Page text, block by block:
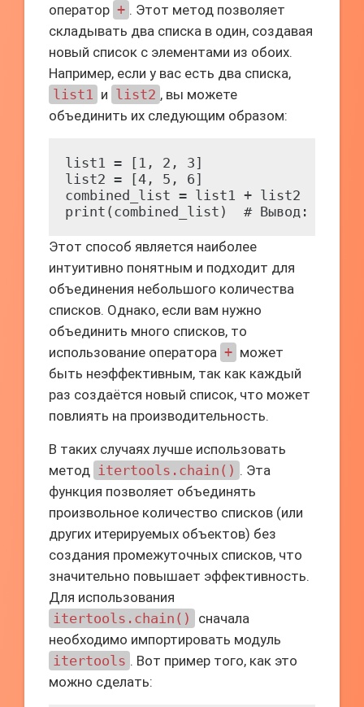
оператор + . Этот метод позволяет
складывать два списка в один, создавая
новый список с элементами из обоих.
Например, если у вас есть два списка,
list1 и list2 , вы можете
объединить их следующим образом:
list1 = [1, 2, 3]
list2 = [4, 5, 6]
combined_list = list1 + list2
Этот способ является наиболее
интуитивно понятным и подходит для
объединения небольшого количества
списков. Однако, если вам нужно
объединить много списков, то
использование оператора + может
быть неэффективным, так как каждый
раз создаётся новый список, что может
повлиять на производительность.
В таких случаях лучше использовать
метод itertools.chain() . Эта
функция позволяет объединять
произвольное количество списков (или
других итерируемых объектов) без
создания промежуточных списков, что
значительно повышает эффективность.
Для использования
itertools.chain()
сначала
необходимо импортировать модуль
itertools . Вот пример того, как это
можно сделать: